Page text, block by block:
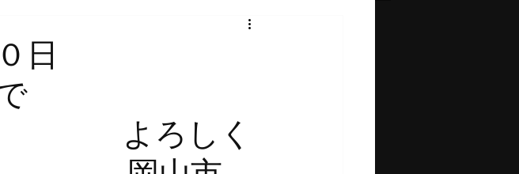
日
しく